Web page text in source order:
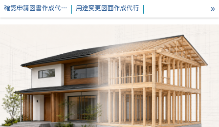
確認申請図書作成代行｜PDF・Jw・各種データ納品対応 用途変更図面作成代行
お問合せフォーム プロフィール
業務提携建築士募集 業務内容
特定商取引法表記
»